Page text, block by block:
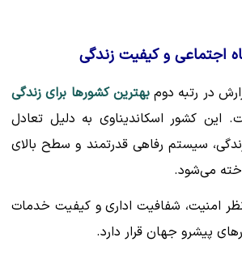
اجتماعی و کیفیت زندگی
در رتبه دومبهترین کشورها برای زندگی
این کشور اسکاندیناوی به دلیل تعادل
سیستم رفاهی قدرتمند و سطح بالای
می‌شود.
امنیت، شفافیت اداری و کیفیت خدمات
پیشرو جهان قرار دارد.